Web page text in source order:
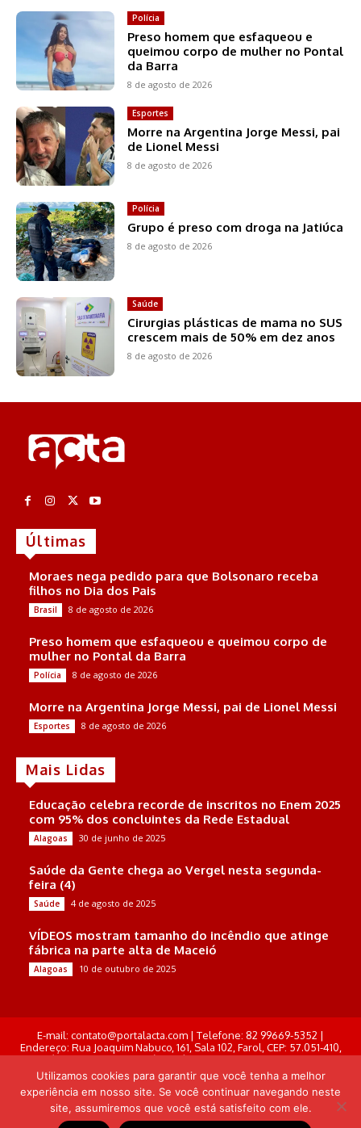
Polícia
Preso homem que esfaqueou e
queimou corpo de mulher no Pontal
da Barra
8 de agosto de 2026
Esportes
Morre na Argentina Jorge Messi, pai
de Lionel Messi
8 de agosto de 2026
Polícia
Grupo é preso com droga na Jatiúca
8 de agosto de 2026
Saúde
Cirurgias plásticas de mama no SUS
crescem mais de 50% em dez anos
8 de agosto de 2026
Últimas
Moraes nega pedido para que Bolsonaro receba
filhos no Dia dos Pais
Brasil 8 de agosto de 2026
Preso homem que esfaqueou e queimou corpo de
mulher no Pontal da Barra
Polícia 8 de agosto de 2026
Morre na Argentina Jorge Messi, pai de Lionel Messi
Esportes 8 de agosto de 2026
Mais Lidas
Educação celebra recorde de inscritos no Enem 2025
com 95% dos concluintes da Rede Estadual
Alagoas 30 de junho de 2025
Saúde da Gente chega ao Vergel nesta segunda-
feira (4)
Saúde 4 de agosto de 2025
VÍDEOS mostram tamanho do incêndio que atinge
fábrica na parte alta de Maceió
Alagoas 10 de outubro de 2025
E-mail: contato@portalacta.com | Telefone: 82 99669-5352 |
Endereço: Rua Joaquim Nabuco, 161, Sala 102, Farol, CEP: 57.051-410,
Maceió, Alagoas . Responsável Técnico: Derek Gustavo de Morais
Pereira
© Portal Acta - 2025-2026.
Desenvolvido por: Arthur Almeida
Utilizamos cookies para garantir que você tenha a melhor
experiência em nosso site. Se você continuar navegando neste
site, assumiremos que você está satisfeito com ele.